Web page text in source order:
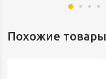
Похожие товары